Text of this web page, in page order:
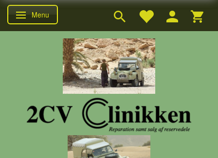
Skifte navigation
Menu